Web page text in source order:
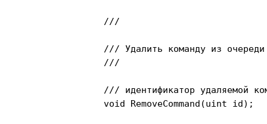
		///
		///
		///
идентификатор удаляемой
		void RemoveCommand(uint id);